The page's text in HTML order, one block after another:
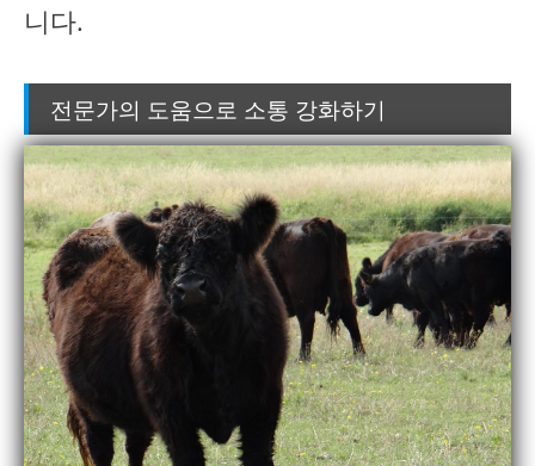
니다.
전문가의 도움으로 소통 강화하기